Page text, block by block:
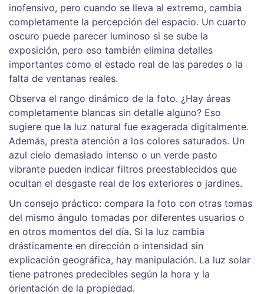
inofensivo, pero cuando se lleva al extremo, cambia
completamente la percepción del espacio. Un cuarto
oscuro puede parecer luminoso si se sube la
exposición, pero eso también elimina detalles
importantes como el estado real de las paredes o la
falta de ventanas reales.
Observa el rango dinámico de la foto. ¿Hay áreas
completamente blancas sin detalle alguno? Eso
sugiere que la luz natural fue exagerada digitalmente.
Además, presta atención a los colores saturados. Un
azul cielo demasiado intenso o un verde pasto
vibrante pueden indicar filtros preestablecidos que
ocultan el desgaste real de los exteriores o jardines.
Un consejo práctico: compara la foto con otras tomas
del mismo ángulo tomadas por diferentes usuarios o
en otros momentos del día. Si la luz cambia
drásticamente en dirección o intensidad sin
explicación geográfica, hay manipulación. La luz solar
tiene patrones predecibles según la hora y la
orientación de la propiedad.